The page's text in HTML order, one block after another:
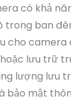
có khả
trong ban
cho
lưu trữ
lượng lưu
bảo mật